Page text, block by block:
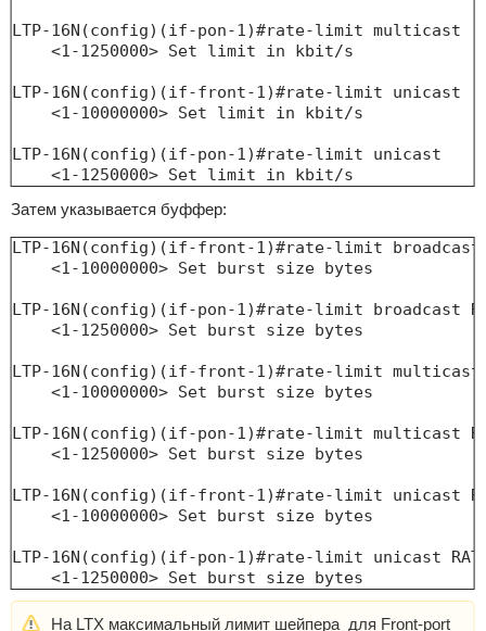
LTP-16N(config)(if-pon-1)#rate-limit multicast
    <1-1250000> Set limit in kbit/s
LTP-16N(config)(if-front-1)#rate-limit unicast
    <1-10000000> Set limit in kbit/s
LTP-16N(config)(if-pon-1)#rate-limit unicast
    <1-1250000> Set limit in kbit/s
Затем указывается буффер:
LTP-16N(config)(if-front-1)#rate-limit broadcast
    <1-10000000> Set burst size bytes
LTP-16N(config)(if-pon-1)#rate-limit broadcast
    <1-1250000> Set burst size bytes
LTP-16N(config)(if-front-1)#rate-limit multicast
    <1-10000000> Set burst size bytes
LTP-16N(config)(if-pon-1)#rate-limit multicast
    <1-1250000> Set burst size bytes
LTP-16N(config)(if-front-1)#rate-limit unicast
    <1-10000000> Set burst size bytes
LTP-16N(config)(if-pon-1)#rate-limit unicast
    <1-1250000> Set burst size bytes
На LTX максимальный лимит шейпера для Front-port